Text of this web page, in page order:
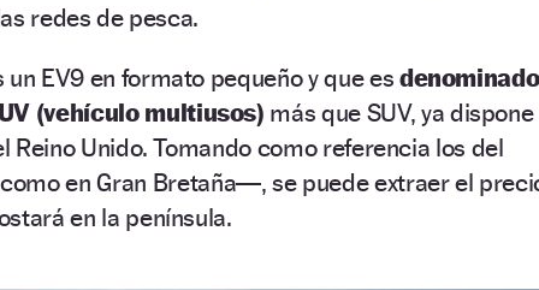
redes de pesca.
un EV9 en formato pequeño y que es denominado
(vehículo multiusos) más que SUV, ya dispone
Reino Unido. Tomando como referencia los del
en Gran Bretaña—, se puede extraer el
en la península.